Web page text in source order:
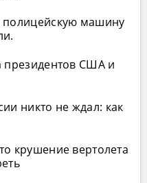
машину
президентов США и
никто не ждал: как
крушение вертолета